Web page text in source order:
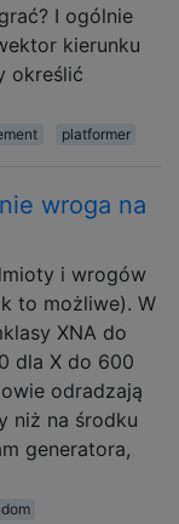
I ogólnie
kierunku
określić
platformer
wroga na
i wrogów
to możliwe). W
XNA do
dla X do 600
odradzają
niż na środku
generatora,